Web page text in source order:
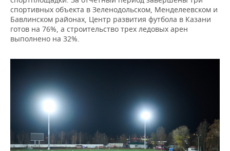
спортивных объекта в Зеленодольском, Менделеевском и
Бавлинском районах, Центр развития футбола в Казани
готов на 76%, а строительство трех ледовых арен
выполнено на 32%.